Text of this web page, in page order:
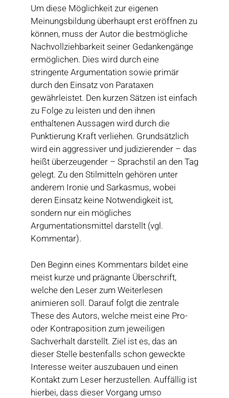
Um diese Möglichkeit zur eigenen
Meinungsbildung überhaupt erst eröffnen zu
können, muss der Autor die bestmögliche
Nachvollziehbarkeit seiner Gedankengänge
ermöglichen. Dies wird durch eine
stringente Argumentation sowie primär
durch den Einsatz von Parataxen
gewährleistet. Den kurzen Sätzen ist einfach
zu Folge zu leisten und den ihnen
enthaltenen Aussagen wird durch die
Punktierung Kraft verliehen. Grundsätzlich
wird ein aggressiver und judizierender – das
heißt überzeugender – Sprachstil an den Tag
gelegt. Zu den Stilmitteln gehören unter
anderem Ironie und Sarkasmus, wobei
deren Einsatz keine Notwendigkeit ist,
sondern nur ein mögliches
Argumentationsmittel darstellt (vgl.
Kommentar).
Den Beginn eines Kommentars bildet eine
meist kurze und prägnante Überschrift,
welche den Leser zum Weiterlesen
animieren soll. Darauf folgt die zentrale
These des Autors, welche meist eine Pro-
oder Kontraposition zum jeweiligen
Sachverhalt darstellt. Ziel ist es, das an
dieser Stelle bestenfalls schon geweckte
Interesse weiter auszubauen und einen
Kontakt zum Leser herzustellen. Auffällig ist
hierbei, dass dieser Vorgang umso